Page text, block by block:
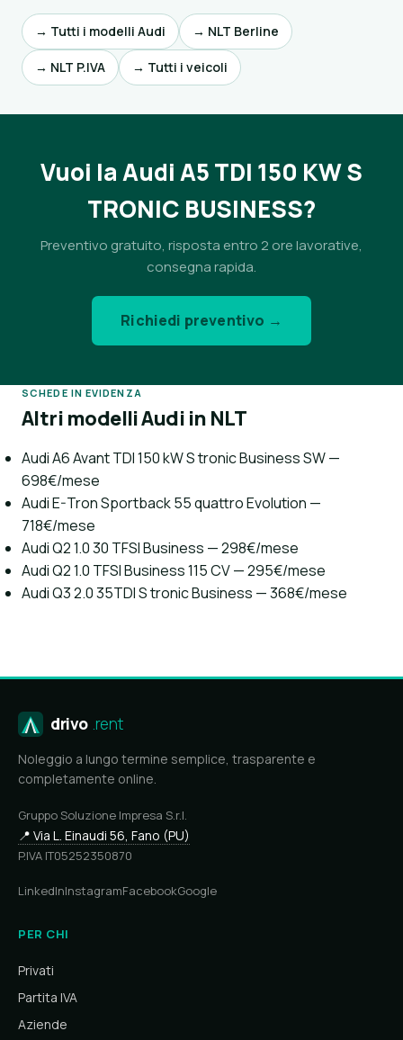
→ Tutti i modelli Audi → NLT Berline
→ NLT P.IVA → Tutti i veicoli
Vuoi la Audi A5 TDI 150 KW S
TRONIC BUSINESS?
Preventivo gratuito, risposta entro 2 ore lavorative,
consegna rapida.
Richiedi preventivo →
SCHEDE IN EVIDENZA
Altri modelli Audi in NLT
Audi A6 Avant TDI 150 kW S tronic Business SW —
698€/mese
Audi E-Tron Sportback 55 quattro Evolution —
718€/mese
Audi Q2 1.0 30 TFSI Business — 298€/mese
Audi Q2 1.0 TFSI Business 115 CV — 295€/mese
Audi Q3 2.0 35TDI S tronic Business — 368€/mese
drivo .rent
Noleggio a lungo termine semplice, trasparente e
completamente online.
Gruppo Soluzione Impresa S.r.l.
📍 Via L. Einaudi 56, Fano (PU)
P.IVA IT05252350870
LinkedInInstagramFacebookGoogle
PER CHI
Privati
Partita IVA
Aziende